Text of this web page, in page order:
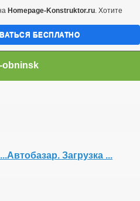
obninsk
Автобазар. Загрузка ...
Homepage-Konstruktor.ru. Хотите
БЕСПЛАТНО